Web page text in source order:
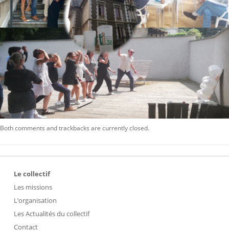
Both comments and trackbacks are currently closed.
Le collectif
Les missions
L’organisation
Les Actualités du collectif
Contact